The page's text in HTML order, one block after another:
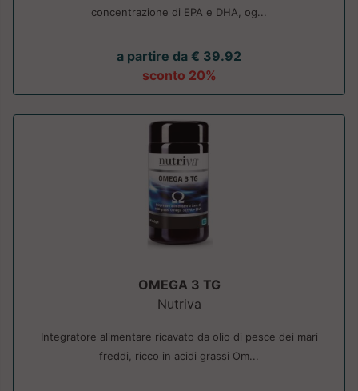
concentrazione di EPA e DHA, og...
a partire da € 39.92
sconto 20%
OMEGA 3 TG
Nutriva
Integratore alimentare ricavato da olio di pesce dei mari
freddi, ricco in acidi grassi Om...